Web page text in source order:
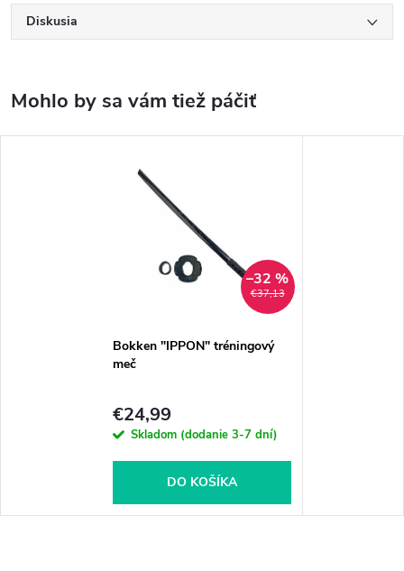
Diskusia
€37,13
–32 %
Bokken "IPPON" tréningový
meč
€24,99
Skladom (dodanie 3-7 dní)
DO KOŠÍKA